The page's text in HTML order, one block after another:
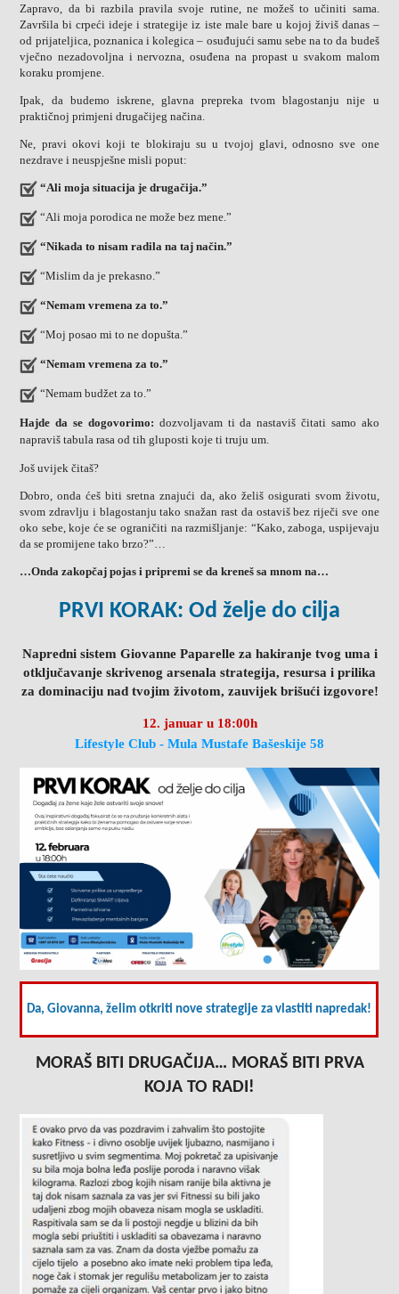
Zapravo, da bi razbila pravila svoje rutine, ne možeš to učiniti sama.
Završila bi crpeći ideje i strategije iz iste male bare u kojoj živiš danas –
od prijateljica, poznanica i kolegica – osuđujući samu sebe na to da budeš
vječno nezadovoljna i nervozna, osuđena na propast u svakom malom
koraku promjene.
Ipak, da budemo iskrene, glavna prepreka tvom blagostanju nije u
praktičnoj primjeni drugačijeg načina.
Ne, pravi okovi koji te blokiraju su u tvojoj glavi, odnosno sve one
nezdrave i neuspješne misli poput:
“Ali moja situacija je drugačija.”
“Ali moja porodica ne može bez mene.”
“Nikada to nisam radila na taj način.”
“Mislim da je prekasno.”
“Nemam vremena za to.”
“Moj posao mi to ne dopušta.”
“Nemam vremena za to.”
“Nemam budžet za to.”
Hajde da se dogovorimo: dozvoljavam ti da nastaviš čitati samo ako
napraviš tabula rasa od tih gluposti koje ti truju um.
Još uvijek čitaš?
Dobro, onda ćeš biti sretna znajući da, ako želiš osigurati svom životu,
svom zdravlju i blagostanju tako snažan rast da ostaviš bez riječi sve one
oko sebe, koje će se ograničiti na razmišljanje: “Kako, zaboga, uspijevaju
da se promijene tako brzo?”…
…Onda zakopčaj pojas i pripremi se da kreneš sa mnom na…
PRVI KORAK: Od želje do cilja
Napredni sistem Giovanne Paparelle za hakiranje tvog uma i
otključavanje skrivenog arsenala strategija, resursa i prilika
za dominaciju nad tvojim životom, zauvijek brišući izgovore!
12. januar u 18:00h
Lifestyle Club - Mula Mustafe Bašeskije 58
Da, Giovanna, želim otkriti nove strategije za vlastiti napredak!
MORAŠ BITI DRUGAČIJA… MORAŠ BITI PRVA
KOJA TO RADI!